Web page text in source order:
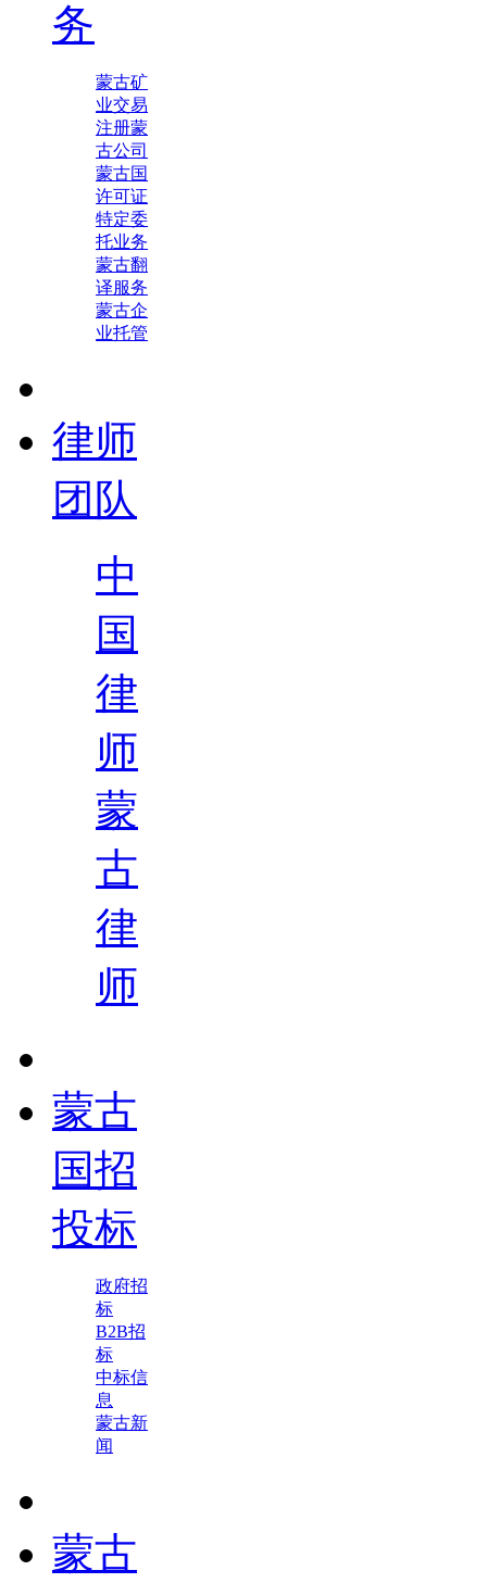
务
蒙古矿
业交易
注册蒙
古公司
蒙古国
许可证
特定委
托业务
蒙古翻
译服务
蒙古企
业托管
律师
团队
中
国
律
师
蒙
古
律
师
蒙古
国招
投标
政府招
标
B2B招
标
中标信
息
蒙古新
闻
蒙古